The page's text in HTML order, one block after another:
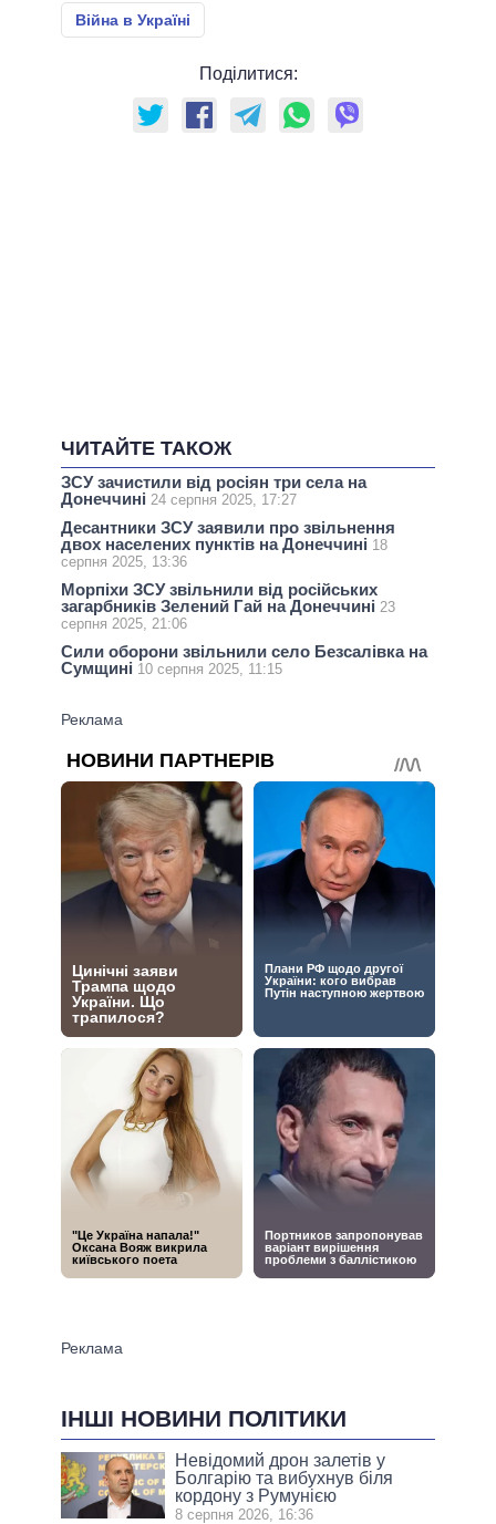
Війна в Україні
Поділитися:
ЧИТАЙТЕ ТАКОЖ
ЗСУ зачистили від росіян три села на
Донеччині 24 серпня 2025, 17:27
Десантники ЗСУ заявили про звільнення
двох населених пунктів на Донеччині 18
серпня 2025, 13:36
Морпіхи ЗСУ звільнили від російських
загарбників Зелений Гай на Донеччині 23
серпня 2025, 21:06
Сили оборони звільнили село Безсалівка на
Сумщині 10 серпня 2025, 11:15
ІНШІ НОВИНИ ПОЛІТИКИ
Невідомий дрон залетів у
Болгарію та вибухнув біля
кордону з Румунією
8 серпня 2026, 16:36